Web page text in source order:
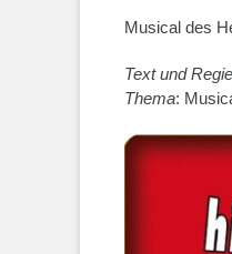
Musical des
Text und Regie
Thema: